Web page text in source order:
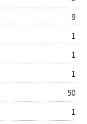
9
1
1
1
50
1